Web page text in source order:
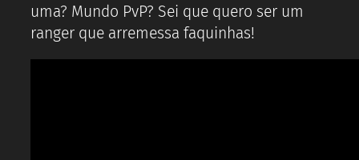
uma? Mundo PvP? Sei que quero ser um
ranger que arremessa faquinhas!